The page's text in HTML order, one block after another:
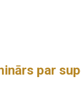
par